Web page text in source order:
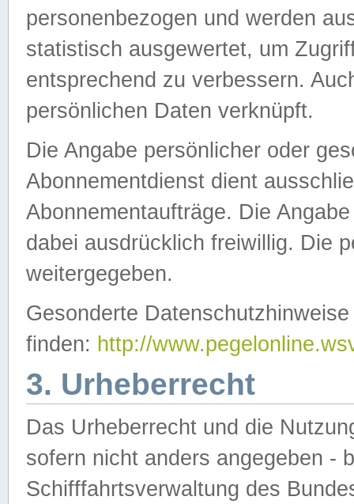
personenbezogen und werden
statistisch ausgewertet, um
entsprechend zu verbessern.
persönlichen Daten verknüpft.
Die Angabe persönlicher oder
Abonnementdienst dient
Abonnementaufträge. Die
dabei ausdrücklich freiwillig. Die
weitergegeben.
Gesonderte
finden: http://
3. Urheberrecht
Das Urheberrecht und die
sofern nicht anders angegeben -
Schifffahrtsverwaltung des